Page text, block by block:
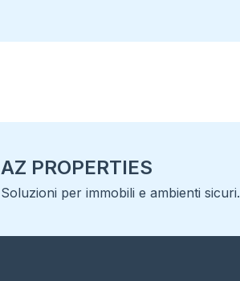
AZ PROPERTIES
Soluzioni per immobili e ambienti sicuri.